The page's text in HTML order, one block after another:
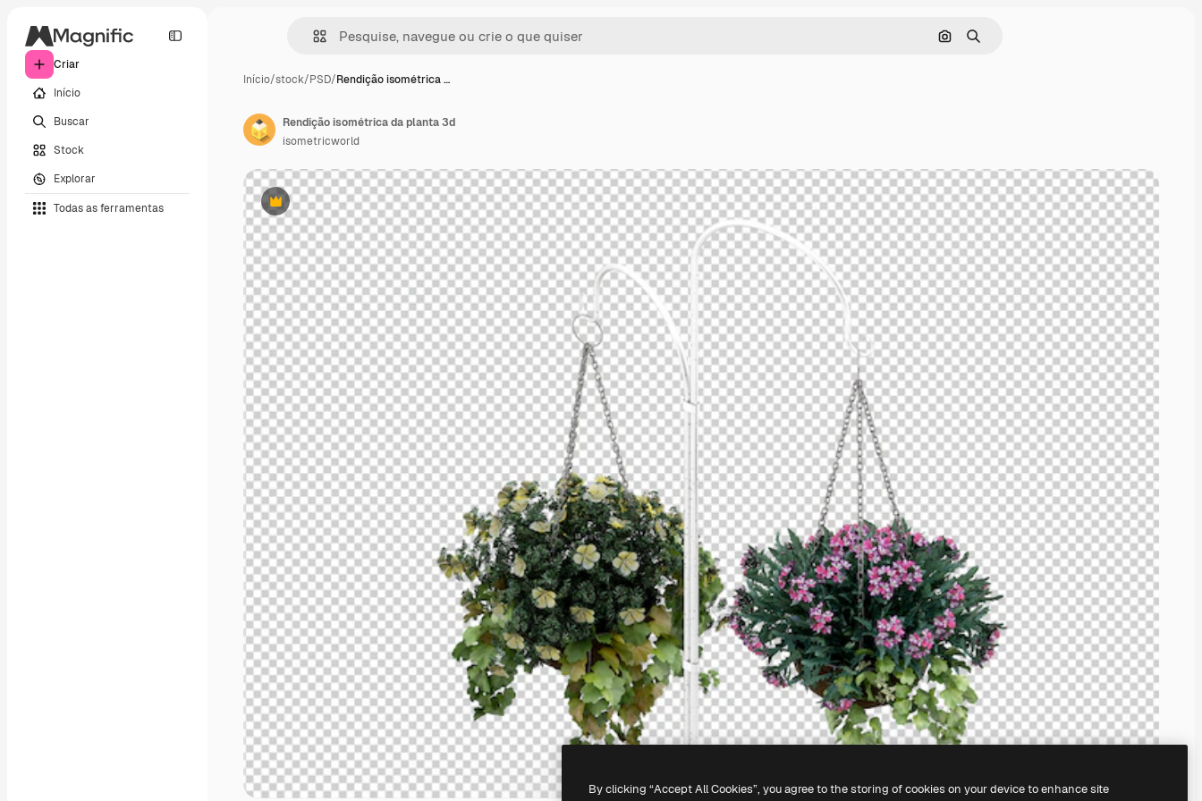
Criar
Início
Buscar
Stock
Explorar
Todas as ferramentas
Pesquisar por imagem
Buscar
Início/stock/PSD/Rendição isométrica …
Premium
Rendição isométrica da planta 3d
isometricworld
By clicking “Accept All Cookies”, you agree to the storing of cookies on your device to enhance site